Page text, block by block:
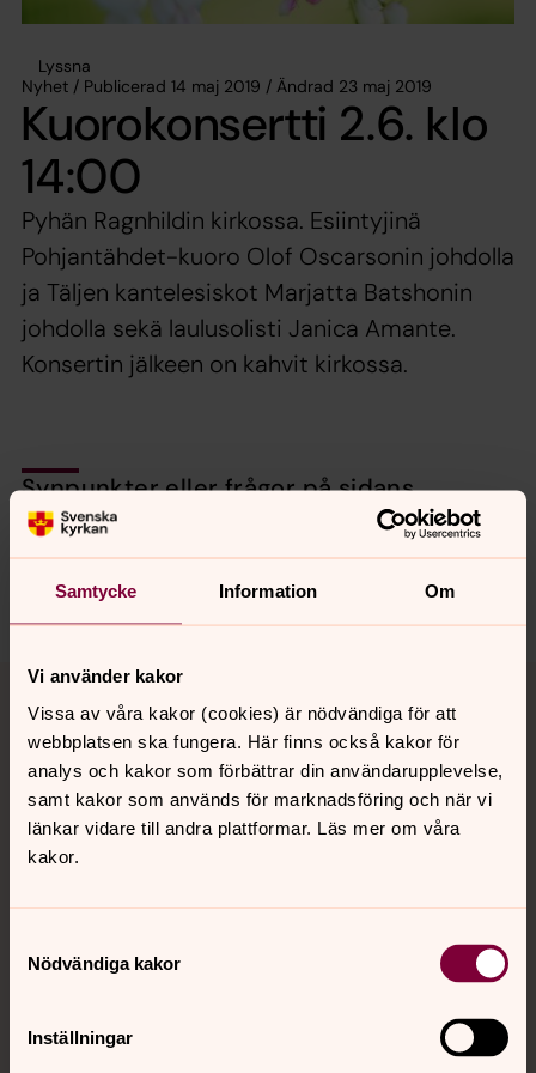
Samtycke Information Om
Vi använder kakor
Vissa av våra kakor (cookies) är nödvändiga för att
webbplatsen ska fungera. Här finns också kakor för
analys och kakor som förbättrar din användarupplevelse,
samt kakor som används för marknadsföring och när vi
länkar vidare till andra plattformar. Läs mer om våra
kakor.
Nödvändiga kakor
Inställningar
Lyssna
Nyhet / Publicerad 14 maj 2019 / Ändrad 23 maj 2019
Kuorokonsertti 2.6. klo
14:00
Pyhän Ragnhildin kirkossa. Esiintyjinä
Pohjantähdet-kuoro Olof Oscarsonin johdolla
ja Täljen kantelesiskot Marjatta Batshonin
johdolla sekä laulusolisti Janica Amante.
Konsertin jälkeen on kahvit kirkossa.
Synpunkter eller frågor på sidans
innehåll?
sodertalje.pastorat@svenskakyrkan.se
Dela
Tillbaka till toppen
Tillbaka till innehållet
Kontakt
Hitta snabbt